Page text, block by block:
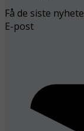
Få de siste
E-post